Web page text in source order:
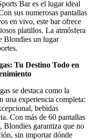
Bar es el lugar ideal
sus numerosas pantallas
en vivo, este bar ofrece
platillos. La atmósfera
Blondies un lugar
Tu Destino Todo en
se destaca como la
una experiencia completa:
bebidas
Con más de 60 pantallas
Blondies garantiza que no
sin importar dónde